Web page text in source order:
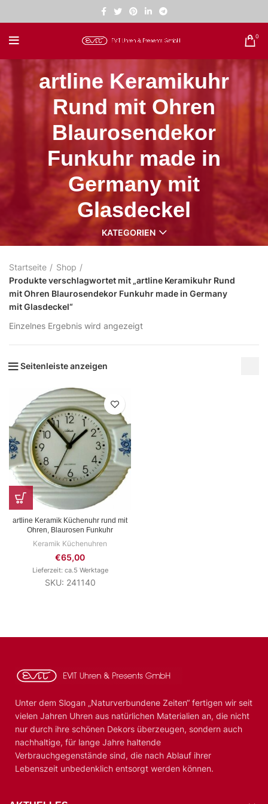
0
artline Keramikuhr
Rund mit Ohren
Blaurosendekor
Funkuhr made in
Germany mit
Glasdeckel
KATEGORIEN
Startseite
Shop
Produkte verschlagwortet mit „artline Keramikuhr Rund
mit Ohren Blaurosendekor Funkuhr made in Germany
mit Glasdeckel“
Einzelnes Ergebnis wird angezeigt
Seitenleiste anzeigen
artline Keramik Küchenuhr rund mit
Ohren, Blaurosen Funkuhr
Keramik Küchenuhren
€65,00
Lieferzeit: ca.5 Werktage
SKU: 241140
Unter dem Slogan „Naturverbundene Zeiten“ fertigen wir seit
vielen Jahren Uhren aus natürlichen Materialien an, die nicht
nur durch ihre schönen Dekors überzeugen, sondern auch
nachhaltige, für lange Jahre haltende
Verbrauchgegenstände sind, die nach Ablauf ihrer
Lebenszeit unbedenklich entsorgt werden können.